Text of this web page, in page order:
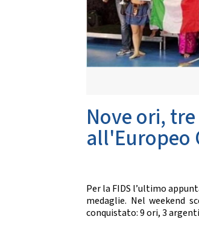
CARTE FEDERALI E REGOLAMENTI
Documenti Federali
Regolamento dell'attività sportiva
Bandi di Gara
Bilanci
Finanziamenti Credito Sportivo
Assicurazione
Visite Medico Sportive FMSI
Nove ori,
all'Europeo
Per la FIDS l’ultimo
medaglie. Nel weekend
conquistato: 9 ori, 3